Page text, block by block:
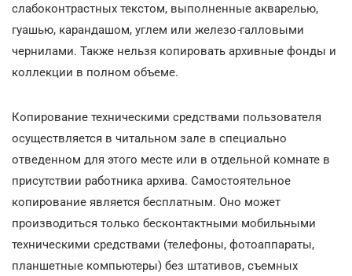
слабоконтрастных текстом, выполненные акварелью,
гуашью, карандашом, углем или железо-галловыми
чернилами. Также нельзя копировать архивные фонды и
коллекции в полном объеме.
Копирование техническими средствами пользователя
осуществляется в читальном зале в специально
отведенном для этого месте или в отдельной комнате в
присутствии работника архива. Самостоятельное
копирование является бесплатным. Оно может
производиться только бесконтактными мобильными
техническими средствами (телефоны, фотоаппараты,
планшетные компьютеры) без штативов, съемных